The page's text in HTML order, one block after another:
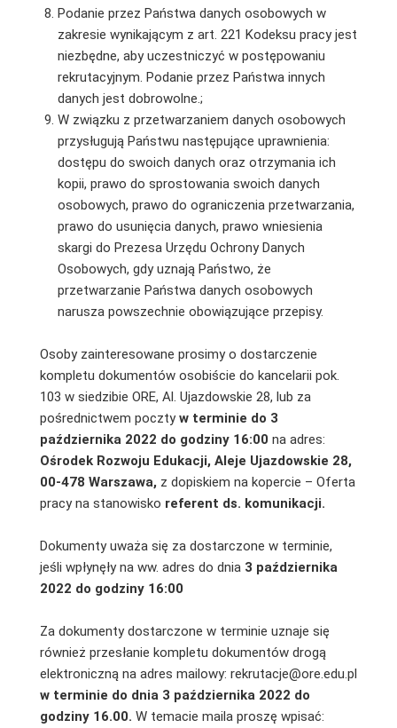
Podanie przez Państwa danych osobowych w
zakresie wynikającym z art. 221 Kodeksu pracy jest
niezbędne, aby uczestniczyć w postępowaniu
rekrutacyjnym. Podanie przez Państwa innych
danych jest dobrowolne.;
W związku z przetwarzaniem danych osobowych
przysługują Państwu następujące uprawnienia:
dostępu do swoich danych oraz otrzymania ich
kopii, prawo do sprostowania swoich danych
osobowych, prawo do ograniczenia przetwarzania,
prawo do usunięcia danych, prawo wniesienia
skargi do Prezesa Urzędu Ochrony Danych
Osobowych, gdy uznają Państwo, że
przetwarzanie Państwa danych osobowych
narusza powszechnie obowiązujące przepisy.
Osoby zainteresowane prosimy o dostarczenie
kompletu dokumentów osobiście do kancelarii pok.
103 w siedzibie ORE, Al. Ujazdowskie 28, lub za
pośrednictwem pocztyw terminie do 3
października 2022 do godziny 16:00 na adres:
Ośrodek Rozwoju Edukacji, Aleje Ujazdowskie 28,
00-478 Warszawa, z dopiskiem na kopercie – Oferta
pracy na stanowisko referent ds. komunikacji.
Dokumenty uważa się za dostarczone w terminie,
jeśli wpłynęły na ww. adres do dnia 3 października
2022 do godziny 16:00
Za dokumenty dostarczone w terminie uznaje się
również przesłanie kompletu dokumentów drogą
elektroniczną na adres mailowy: rekrutacje@ore.edu.pl
w terminie do dnia 3 października 2022 do
godziny 16.00. W temacie maila proszę wpisać: